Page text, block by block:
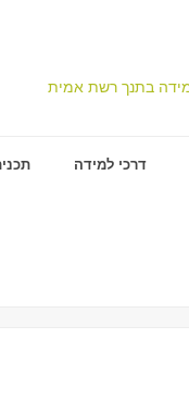
דרכי למידה